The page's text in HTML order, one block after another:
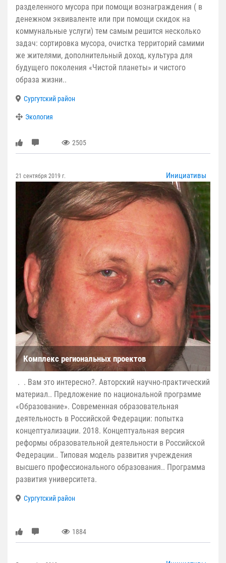
разделенного мусора при помощи вознаграждения ( в
денежном эквиваленте или при помощи скидок на
коммунальные услуги) тем самым решится несколько
задач: сортировка мусора, очистка территорий самими
же жителями, дополнительный доход, культура для
будущего поколения «Чистой планеты» и чистого
образа жизни..
Сургутский район
Экология
2505
21 сентября 2019 г. Инициативы
Комплекс региональных проектов
. . Вам это интересно?. Авторский научно-практический
материал.. Предложение по национальной программе
«Образование». Современная образовательная
деятельность в Российской Федерации: попытка
концептуализации. 2018. Концептуальная версия
реформы образовательной деятельности в Российской
Федерации.. Типовая модель развития учреждения
высшего профессионального образования.. Программа
развития университета.
Сургутский район
1884